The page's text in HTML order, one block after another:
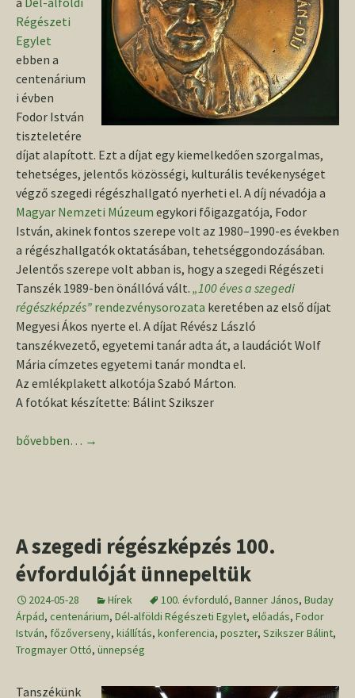
Régészeti
Egylet
ebben a
centenárium
i évben
Fodor István
tiszteletére
díjat alapított. Ezt a díjat egy kiemelkedően szorgalmas,
tehetséges, jelentős közösségi, kulturális tevékenységet
végző szegedi régészhallgató nyerheti el. A díj névadója a
Magyar Nemzeti Múzeum egykori főigazgatója, Fodor
István, akinek fontos szerepe volt az 1980–1990-es években
a régészhallgatók oktatásában, tehetséggondozásában.
Jelentős szerepe volt abban is, hogy a szegedi Régészeti
Tanszék 1989-ben önállóvá vált. „100 éves a szegedi
régészképzés” rendezvénysorozata keretében az első díjat
Megyesi Ákos nyerte el. A díjat Révész László
tanszékvezető, egyetemi tanár adta át, a laudációt Wolf
Mária címzetes egyetemi tanár mondta el.
Az emlékplakett alkotója Szabó Márton.
A fotókat készítette: Bálint Szikszer
Fodor István-díj
bővebben… →
A szegedi régészképzés 100.
évfordulóját ünnepeltük
2024-05-28 Hírek 100. évforduló, Banner János, Buday
Árpád, centenárium, Dél-alföldi Régészeti Egylet, előadás, Fodor
István, főzőverseny, kiállítás, konferencia, poszter, Szikszer Bálint,
Trogmayer Ottó, ünnepség
Tanszékünk